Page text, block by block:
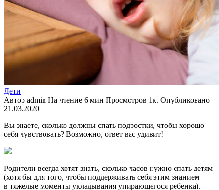
Дети
Автор admin На чтение 6 мин Просмотров 1к. Опубликовано
21.03.2020
Вы знаете, сколько должны спать подростки, чтобы хорошо
себя чувствовать? Возможно, ответ вас удивит!
Родители всегда хотят знать, сколько часов нужно спать детям
(хотя бы для того, чтобы поддерживать себя этим знанием
в тяжелые моменты укладывания упирающегося ребенка).